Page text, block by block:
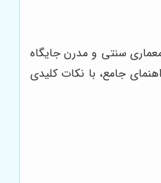
سنتی و مدرن جایگاه
جامع، با نکات کلیدی